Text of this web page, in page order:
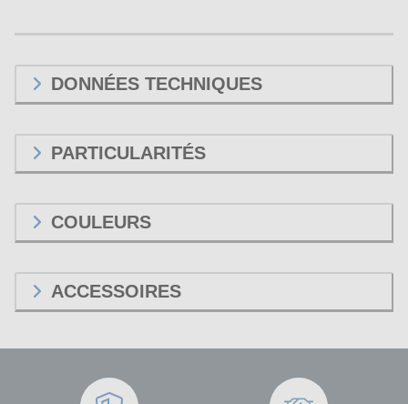
DONNÉES TECHNIQUES
PARTICULARITÉS
COULEURS
ACCESSOIRES